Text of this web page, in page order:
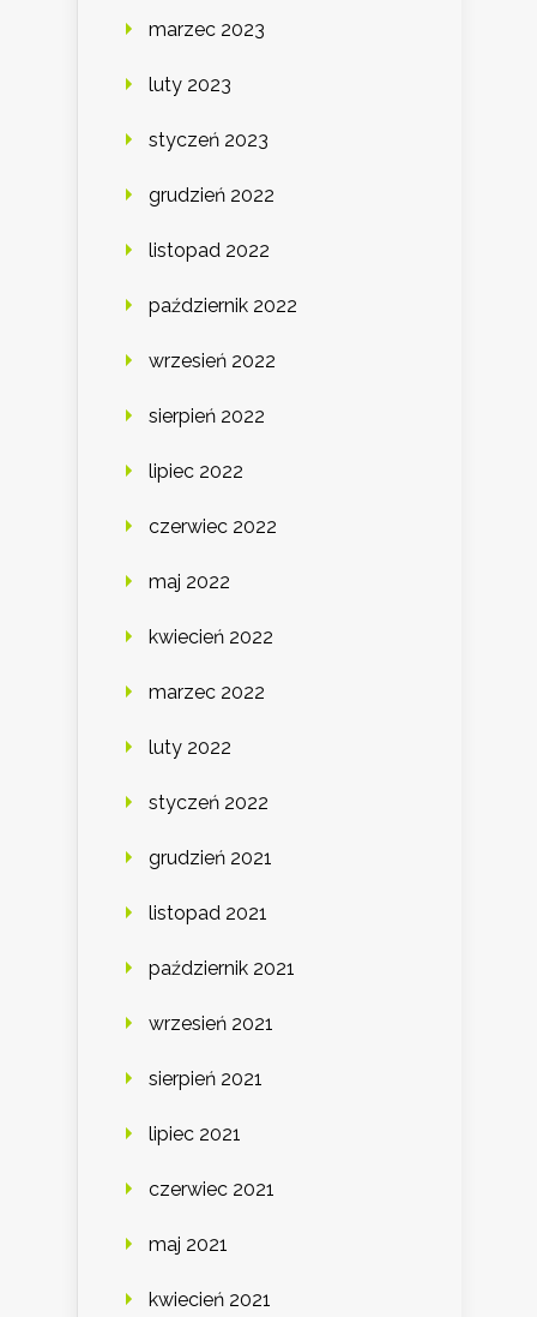
marzec 2023
luty 2023
styczeń 2023
grudzień 2022
listopad 2022
październik 2022
wrzesień 2022
sierpień 2022
lipiec 2022
czerwiec 2022
maj 2022
kwiecień 2022
marzec 2022
luty 2022
styczeń 2022
grudzień 2021
listopad 2021
październik 2021
wrzesień 2021
sierpień 2021
lipiec 2021
czerwiec 2021
maj 2021
kwiecień 2021